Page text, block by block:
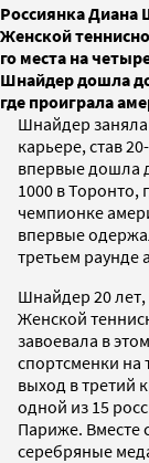
Россиянка Диана
Женской
го места на
Шнайдер дошла
где проиграла
Шнайдер
карьере, став
впервые дошла
1000 в Торонто,
чемпионке
впервые
третьем раунде
Шнайдер 20 лет,
Женской
завоевала в
спортсменки на
выход в третий
одной из 15
Париже. Вместе
серебряные